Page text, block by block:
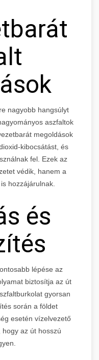
nagyobb hangsúlyt
aszfaltok
megoldások
kibocsátást, és
fel. Ezek az
védik, hanem a
hozzájárulnak.
és
lépése az
biztosítja az út
gyorsan
során a földet
esetén vízelvezető
az út hosszú